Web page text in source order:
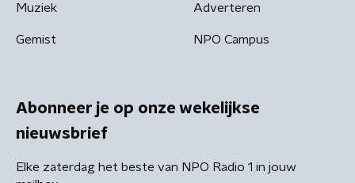
Muziek
Gemist
Adverteren
NPO Campus
Abonneer je op onze wekelijkse
nieuwsbrief
Elke zaterdag het beste van NPO Radio 1 in jouw